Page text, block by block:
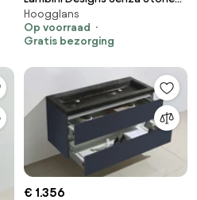
badkamermeubel hoogglans
wit 100cm, 2 kraangaten
Hoogglans
Op voorraad
Gratis bezorging
€ 1.356